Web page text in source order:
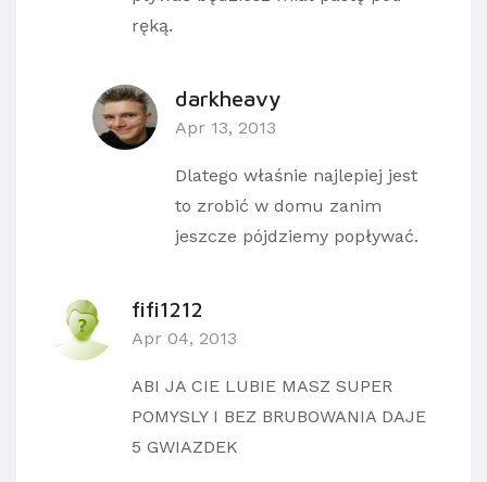
ręką.
darkheavy
Apr 13, 2013
Dlatego właśnie najlepiej jest
to zrobić w domu zanim
jeszcze pójdziemy popływać.
fifi1212
Apr 04, 2013
ABI JA CIE LUBIE MASZ SUPER
POMYSLY I BEZ BRUBOWANIA DAJE
5 GWIAZDEK